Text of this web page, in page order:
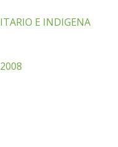
E INDIGENA